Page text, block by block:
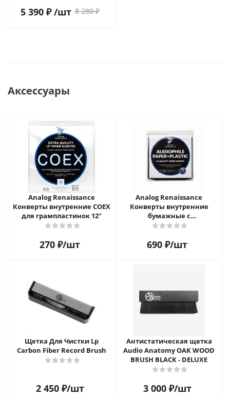
5 390₽ /шт 8 280₽
Аксессуары
Analog Renaissance
Конверты внутренние COEX
для грампластинок 12"
270 ₽/шт
Analog Renaissance
Конверты внутренние
бумажные с
антистатическим пакетом
Audiophile Paper+Plastic (10
690 ₽/шт
Щетка Для Чистки Lp
Carbon Fiber Record Brush
2 450₽/шт
Антистатическая щетка
Audio Anatomy OAK WOOD
BRUSH BLACK - DELUXE
3 000₽/шт